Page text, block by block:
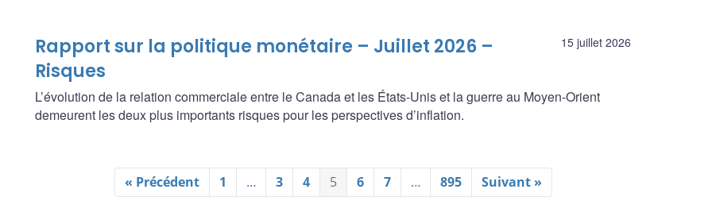
15 juillet 2026
Rapport sur la politique monétaire – Juillet 2026 –
Risques
L’évolution de la relation commerciale entre le Canada et les États-Unis et la guerre au Moyen-Orient
demeurent les deux plus importants risques pour les perspectives d’inflation.
« Précédent 1 … 3 4 5 6 7 … 895 Suivant »